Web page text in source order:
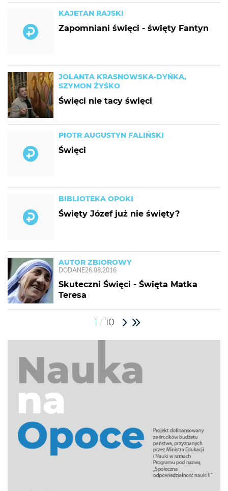
KAJETAN RAJSKI
Zapomniani święci - święty Fantyn
JOLANTA KRASNOWSKA-DYŃKA,
SZYMON ŻYŚKO
Święci nie tacy święci
PIOTR AUGUSTYN FALIŃSKI
Święci
BIBLIOTEKA OPOKI
Święty Józef już nie święty?
AUTOR ZBIOROWY
DODANE26.08.2016
Skuteczni Święci - Święta Matka
Teresa
1 / 10